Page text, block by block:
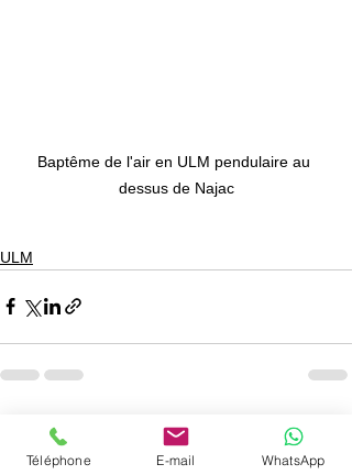
Baptême de l'air en ULM pendulaire au
dessus de Najac
ULM
Posts récents Voir tout
Téléphone E-mail WhatsApp